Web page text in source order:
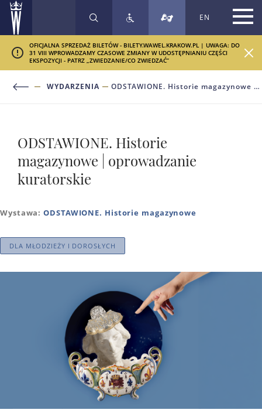
SZUKAJ EN
OFICJALNA SPRZEDAŻ BILETÓW - BILETY.WAWEL.KRAKOW.PL | UWAGA: DO
31 VIII WPROWADZAMY CZASOWE ZMIANY W UDOSTĘPNIANIU CZĘŚCI
EKSPOZYCJI - PATRZ „ZWIEDZANIE/CO ZWIEDZAĆ”
WYDARZENIA ODSTAWIONE. Historie magazynowe | oprowadzanie kuratorskie
ODSTAWIONE. Historie
magazynowe | oprowadzanie
kuratorskie
Wystawa:ODSTAWIONE. Historie magazynowe
DLA MŁODZIEŻY I DOROSŁYCH